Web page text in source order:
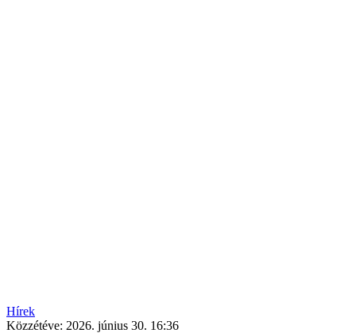
Hírek
Közzétéve: 2026. június 30. 16:36